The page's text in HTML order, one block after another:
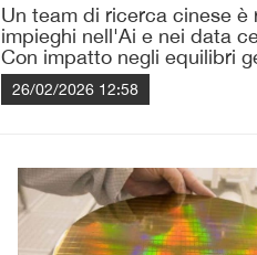
Un team di ricerca cinese
impieghi nell'Ai e nei data
Con impatto negli equilibri
26/02/2026 12:58